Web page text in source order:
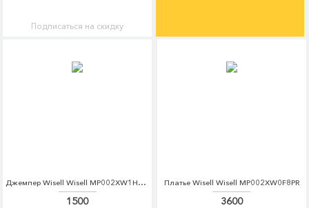
Подписаться на скидку
Джемпер Wisell Wisell MP002XW1HMN6
1500
Платье Wisell Wisell MP002XW0F8PR
3600